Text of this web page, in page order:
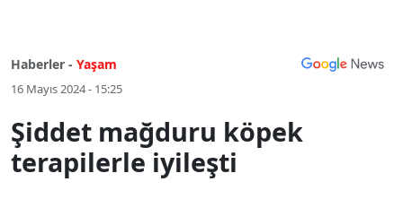
Haberler - Yaşam
16 Mayıs 2024 - 15:25
Şiddet mağduru köpek
terapilerle iyileşti